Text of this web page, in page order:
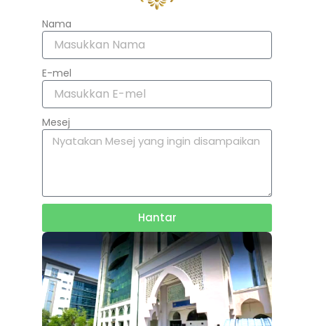
Nama
E-mel
Mesej
Hantar